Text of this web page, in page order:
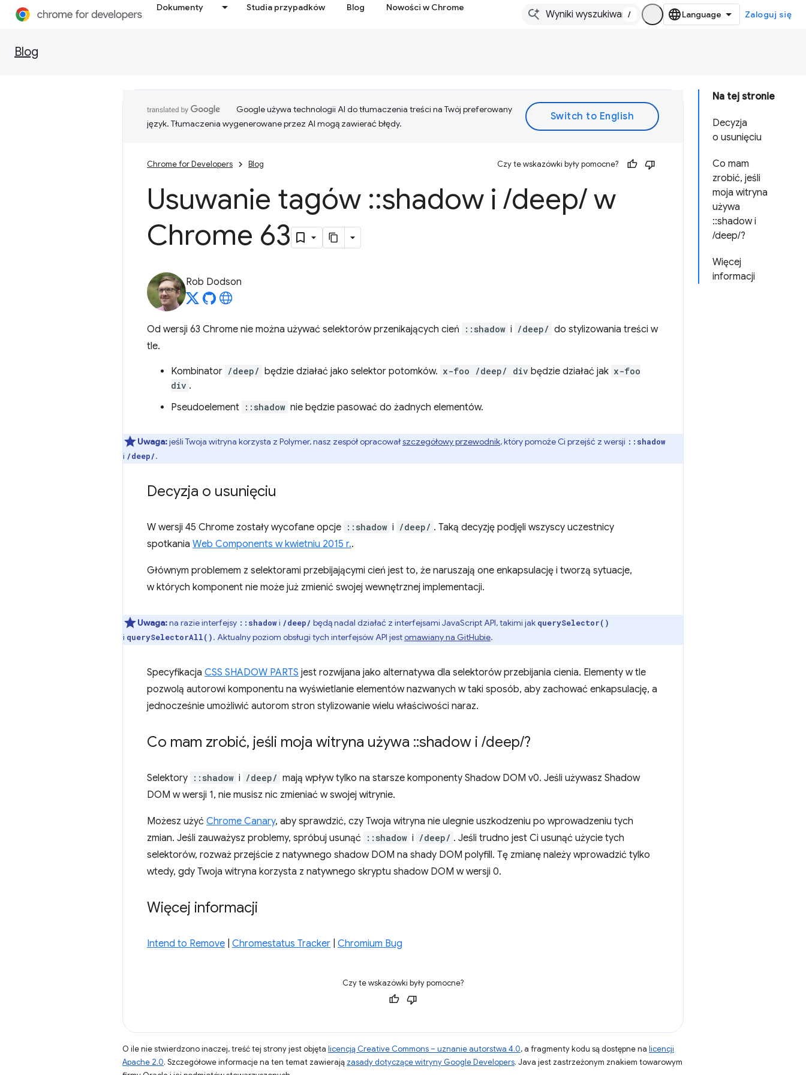
Dokumenty Studia przypadków Blog Nowości w Chrome
/ Zaloguj się
Blog
Na tej stronie
Decyzja
o usunięciu
Co mam
zrobić, jeśli
moja witryna
używa
::shadow i
/deep/?
Więcej
informacji
Google używa technologii AI do tłumaczenia treści na Twój preferowany
język. Tłumaczenia wygenerowane przez AI mogą zawierać błędy.
Chrome for Developers Blog Czy te wskazówki były pomocne?
Usuwanie tagów ::shadow i /deep/w
Chrome 63
Rob Dodson
Od wersji 63 Chrome nie można używać selektorów przenikających cień ::shadow i /deep/ do stylizowania treści w
tle.
Kombinator /deep/ będzie działać jako selektor potomków. x-foo /deep/ div będzie działać jak x-foo
div .
Pseudoelement ::shadow nie będzie pasować do żadnych elementów.
Uwaga:jeśli Twoja witryna korzysta z Polymer, nasz zespół opracowałszczegółowy przewodnik, który pomoże Ci przejść z wersji ::shadow
i /deep/.
Decyzja o usunięciu
W wersji 45 Chrome zostały wycofane opcje ::shadow i /deep/ . Taką decyzję podjęli wszyscy uczestnicy
spotkania Web Components w kwietniu 2015 r..
Głównym problemem z selektorami przebijającymi cień jest to, że naruszają one enkapsulację i tworzą sytuacje,
w których komponent nie może już zmienić swojej wewnętrznej implementacji.
Uwaga:na razie interfejsy ::shadowi /deep/ będą nadal działać z interfejsami JavaScript API, takimi jak querySelector()
i querySelectorAll(). Aktualny poziom obsługi tych interfejsów API jestomawiany na GitHubie.
Specyfikacja CSS SHADOW PARTS jest rozwijana jako alternatywa dla selektorów przebijania cienia. Elementy w tle
pozwolą autorowi komponentu na wyświetlanie elementów nazwanych w taki sposób, aby zachować enkapsulację, a
jednocześnie umożliwić autorom stron stylizowanie wielu właściwości naraz.
Co mam zrobić, jeśli moja witryna używa ::shadow i /deep/?
Selektory ::shadow i /deep/ mają wpływ tylko na starsze komponenty Shadow DOM v0. Jeśli używasz Shadow
DOM w wersji 1, nie musisz nic zmieniać w swojej witrynie.
Możesz użyć Chrome Canary, aby sprawdzić, czy Twoja witryna nie ulegnie uszkodzeniu po wprowadzeniu tych
zmian. Jeśli zauważysz problemy, spróbuj usunąć
::shadow i /deep/ . Jeśli trudno jest Ci usunąć użycie tych
selektorów, rozważ przejście z natywnego shadow DOM na shady DOM polyfill. Tę zmianę należy wprowadzić tylko
wtedy, gdy Twoja witryna korzysta z natywnego skryptu shadow DOM w wersji 0.
Więcej informacji
Intend to Remove Chromestatus Tracker Chromium Bug
Czy te wskazówki były pomocne?
O ile nie stwierdzono inaczej, treść tej strony jest objęta licencją Creative Commons – uznanie autorstwa 4.0, a fragmenty kodu są dostępne na licencji
Apache 2.0. Szczegółowe informacje na ten temat zawierają zasady dotyczące witryny Google Developers. Java jest zastrzeżonym znakiem towarowym